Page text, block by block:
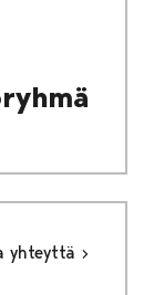
yhteyttä